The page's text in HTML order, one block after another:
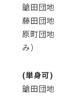
鎗田団地
藤田団地
原町団地
み）
(単身可)
鎗田団地